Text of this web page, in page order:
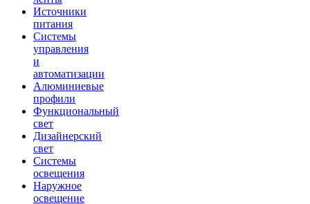
Источники
питания
Системы
управления
и
автоматизации
Алюминиевые
профили
Функциональный
свет
Дизайнерский
свет
Системы
освещения
Наружное
освещение